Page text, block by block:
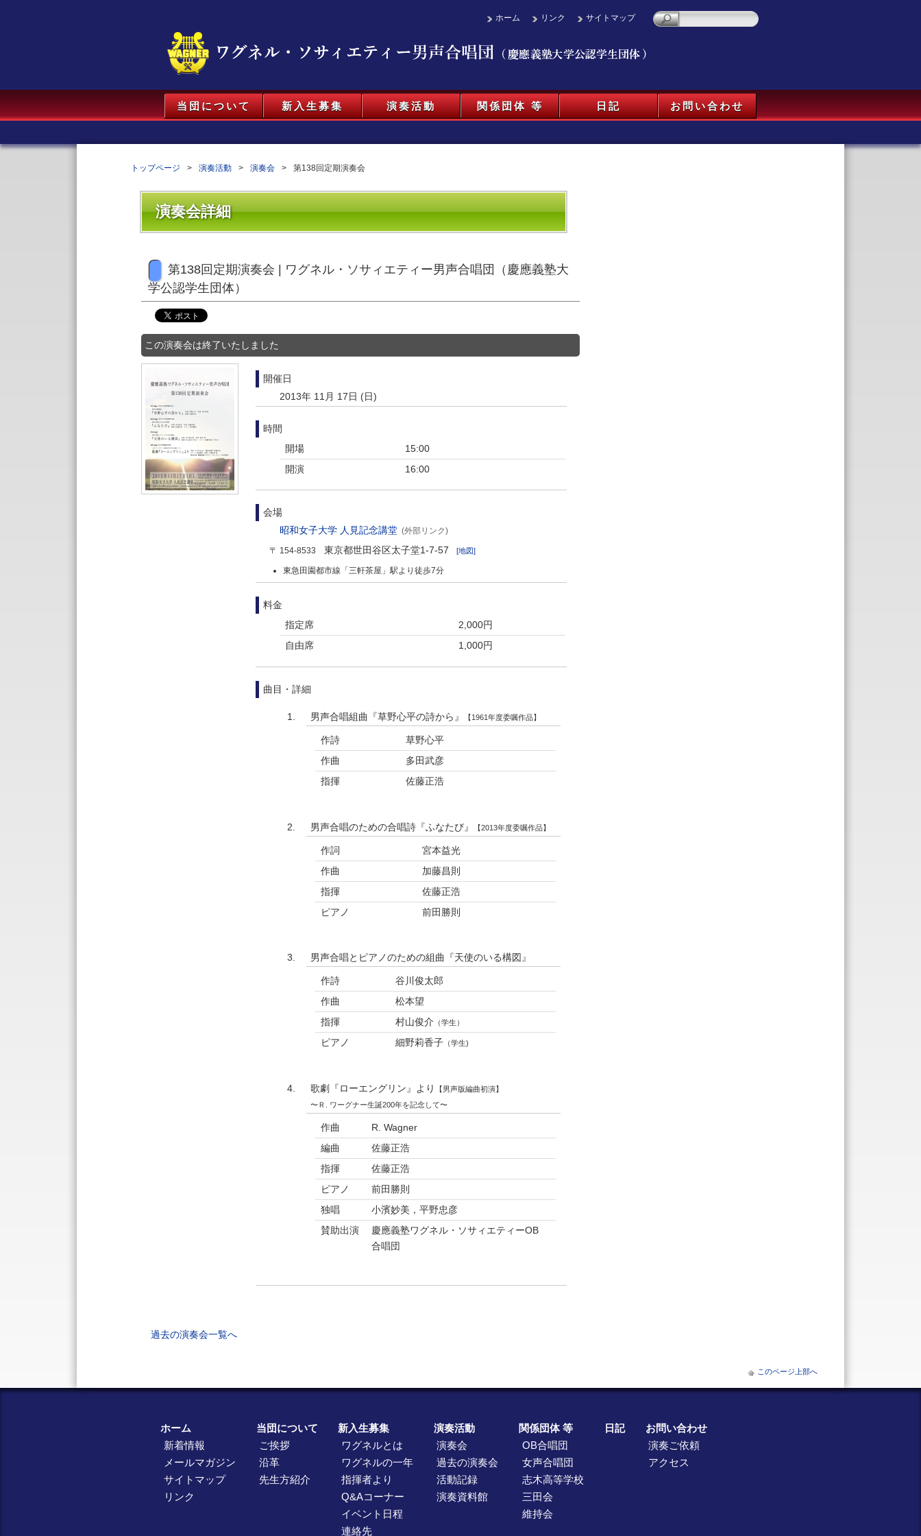
ホーム リンク サイトマップ
当団について 新入生募集 演奏活動 関係団体 等 日記 お問い合わせ
トップページ 演奏活動 演奏会 第138回定期演奏会
演奏会詳細
第138回定期演奏会 | ワグネル・ソサィエティー男声合唱団（慶應義塾大
学公認学生団体）
この演奏会は終了いたしました
開催日
2013年 11月 17日 (日)
時間
開場
15:00
開演
16:00
会場
昭和女子大学 人見記念講堂 (外部リンク)
〒 154-8533 東京都世田谷区太子堂1-7-57 [地図]
東急田園都市線「三軒茶屋」駅より徒歩7分
料金
指定席
2,000円
自由席
1,000円
曲目・詳細
男声合唱組曲『草野心平の詩から』 【1961年度委嘱作品】
作詩
草野心平
作曲
多田武彦
指揮
佐藤正浩
男声合唱のための合唱詩『ふなたび』 【2013年度委嘱作品】
作詞
宮本益光
作曲
加藤昌則
指揮
佐藤正浩
ピアノ
前田勝則
男声合唱とピアノのための組曲『天使のいる構図』
作詩
谷川俊太郎
作曲
松本望
指揮
村山俊介 （学生）
ピアノ 細野莉香子 （学生)
歌劇『ローエングリン』より
【男声版編曲初演】
〜Ｒ. ワーグナー生誕200年を記念して〜
作曲
R. Wagner
編曲
佐藤正浩
指揮
佐藤正浩
ピアノ
前田勝則
独唱
小濱妙美，平野忠彦
賛助出演
慶應義塾ワグネル・ソサィエティーOB
合唱団
過去の演奏会一覧へ
このページ上部へ
ホーム
新着情報
メールマガジン
サイトマップ
リンク
当団について
ご挨拶
沿革
先生方紹介
新入生募集
ワグネルとは
ワグネルの一年
指揮者より
Q&Aコーナー
イベント日程
連絡先
演奏活動
演奏会
過去の演奏会
活動記録
演奏資料館
関係団体 等
OB合唱団
女声合唱団
志木高等学校
三田会
維持会
日記
お問い合わせ
演奏ご依頼
アクセス